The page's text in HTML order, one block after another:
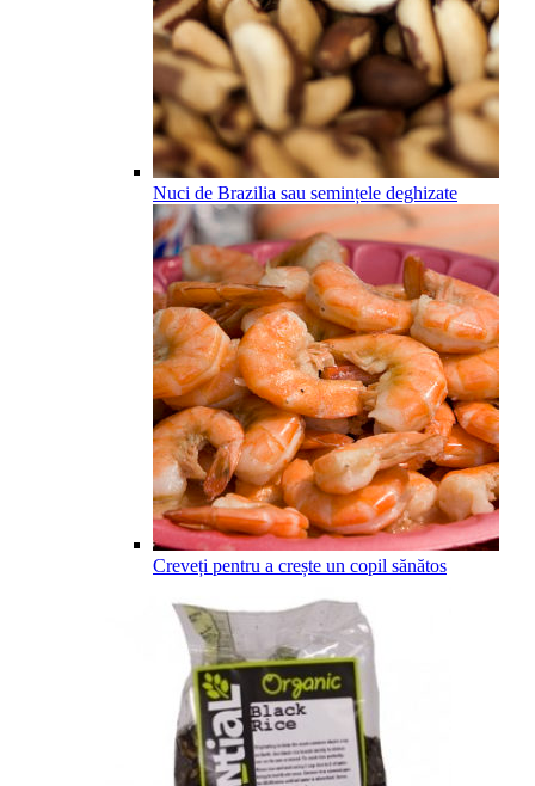
Nuci de Brazilia sau semințele deghizate
Creveți pentru a crește un copil sănătos